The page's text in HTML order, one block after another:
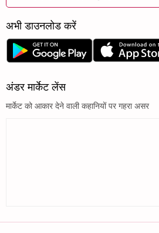
अभी डाउनलोड करें
अंडर मार्केट लेंस
मार्केट को आकार देने वाली कहानियों पर गहरा असर